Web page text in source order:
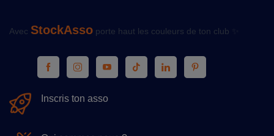
Avec StockAsso porte haut les couleurs de ton club ✨
Inscris ton asso